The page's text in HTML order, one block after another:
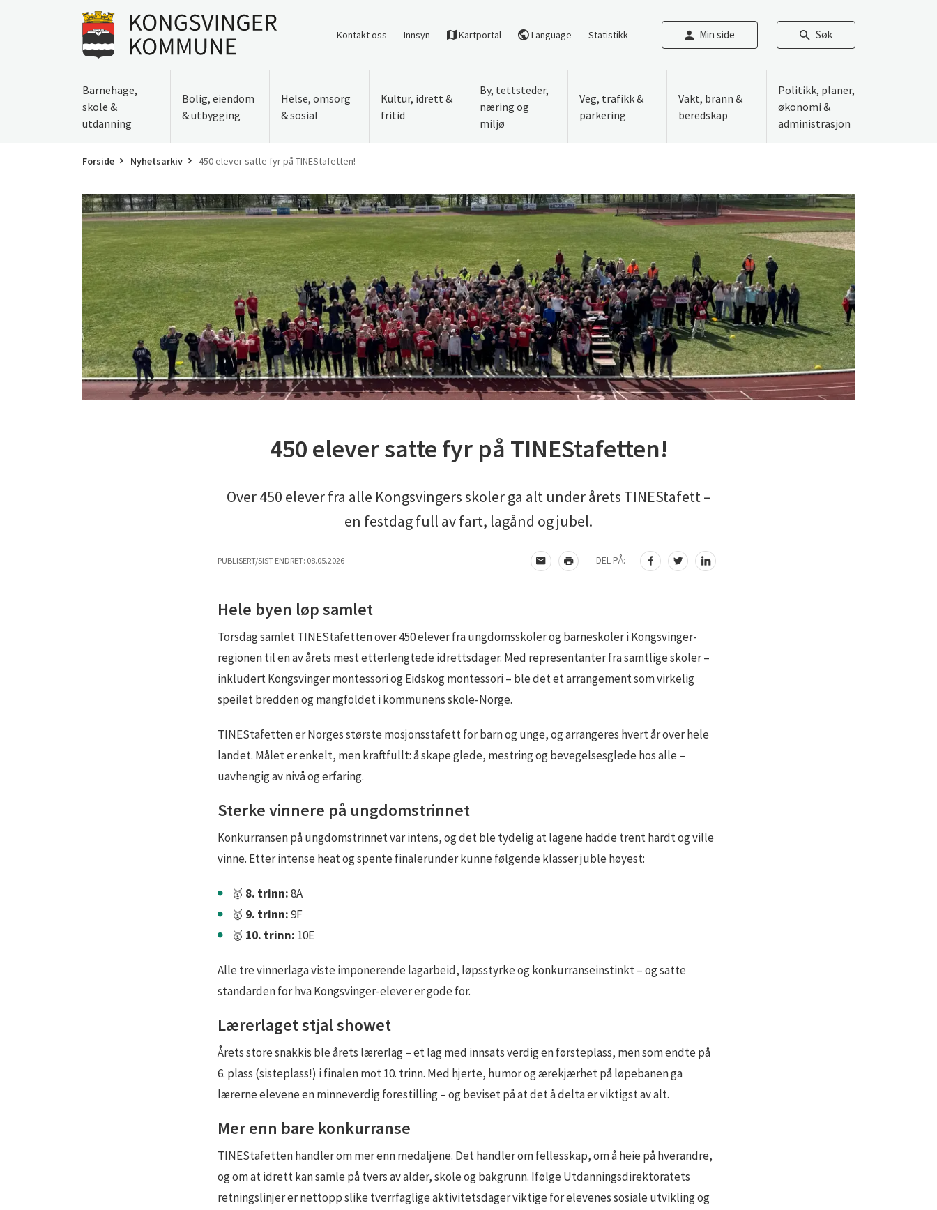
Gå til forsiden
Kontakt oss Innsyn Kartportal Language Statistikk Min side Søk
Barnehage,
skole &
utdanning
Bolig, eiendom
& utbygging
Helse, omsorg
& sosial
Kultur, idrett &
fritid
By, tettsteder,
næring og
miljø
Veg, trafikk &
parkering
Vakt, brann &
beredskap
Politikk, planer,
økonomi &
administrasjon
Forside Nyhetsarkiv 450 elever satte fyr på TINEStafetten!
450 elever satte fyr på TINEStafetten!
Over 450 elever fra alle Kongsvingers skoler ga alt under årets TINEStafett –
en festdag full av fart, lagånd og jubel.
PUBLISERT/SIST ENDRET: 08.05.2026
TIPS EN VENN
SKRIV UT
DEL PÅ:
DEL PÅ FACEBOOK
DEL PÅ TWITTER
DEL PÅ LINKEDIN
Hele byen løp samlet
Torsdag samlet TINEStafetten over 450 elever fra ungdomsskoler og barneskoler i Kongsvinger-
regionen til en av årets mest etterlengtede idrettsdager. Med representanter fra samtlige skoler –
inkludert Kongsvinger montessori og Eidskog montessori – ble det et arrangement som virkelig
speilet bredden og mangfoldet i kommunens skole-Norge.
TINEStafetten er Norges største mosjonsstafett for barn og unge, og arrangeres hvert år over hele
landet. Målet er enkelt, men kraftfullt: å skape glede, mestring og bevegelsesglede hos alle –
uavhengig av nivå og erfaring.
Sterke vinnere på ungdomstrinnet
Konkurransen på ungdomstrinnet var intens, og det ble tydelig at lagene hadde trent hardt og ville
vinne. Etter intense heat og spente finalerunder kunne følgende klasser juble høyest:
🥇 8. trinn:8A
🥇 9. trinn:9F
🥇 10. trinn: 10E
Alle tre vinnerlaga viste imponerende lagarbeid, løpsstyrke og konkurranseinstinkt – og satte
standarden for hva Kongsvinger-elever er gode for.
Lærerlaget stjal showet
Årets store snakkis ble årets lærerlag – et lag med innsats verdig en førsteplass, men som endte på
6. plass (sisteplass!) i finalen mot 10. trinn. Med hjerte, humor og ærekjærhet på løpebanen ga
lærerne elevene en minneverdig forestilling – og beviset på at det å delta er viktigst av alt.
Mer enn bare konkurranse
TINEStafetten handler om mer enn medaljene. Det handler om fellesskap, om å heie på hverandre,
og om at idrett kan samle på tvers av alder, skole og bakgrunn. Ifølge Utdanningsdirektoratets
retningslinjer er nettopp slike tverrfaglige aktivitetsdager viktige for elevenes sosiale utvikling og